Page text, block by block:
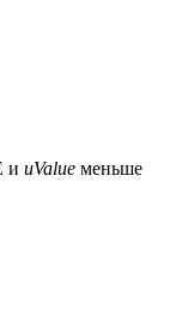
и uValue меньше